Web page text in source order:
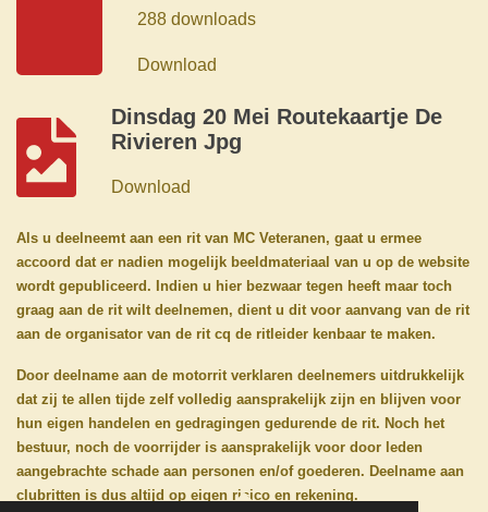
288 downloads
Download
Dinsdag 20 Mei Routekaartje De
Rivieren Jpg
Download
Als u deelneemt aan een rit van MC Veteranen, gaat u ermee
accoord dat er nadien mogelijk beeldmateriaal van u op de website
wordt gepubliceerd. Indien u hier bezwaar tegen heeft maar toch
graag aan de rit wilt deelnemen, dient u dit voor aanvang van de rit
aan de organisator van de rit cq de ritleider kenbaar te maken.
Door deelname aan de motorrit verklaren deelnemers uitdrukkelijk
dat zij te allen tijde zelf volledig aansprakelijk zijn en blijven voor
hun eigen handelen en gedragingen gedurende de rit. Noch het
bestuur, noch de voorrijder is aansprakelijk voor door leden
aangebrachte schade aan personen en/of goederen. Deelname aan
clubritten is dus altijd op eigen risico en rekening.